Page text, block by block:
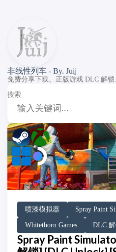
非线性列车 - By. Juij
免费分享下载、正版游戏 DLC 解
搜索
喷漆模拟器 Spray Paint
Whitethorn Games DLC
DLC Unlock
DLC 补丁
DLC Patch
PC Game Pass
XGP
Windows
SteamOS
Spray Paint